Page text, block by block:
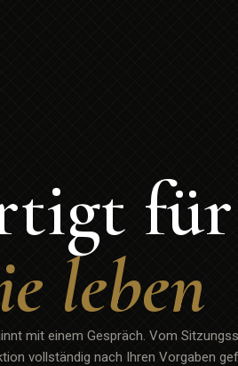
leben
mit einem Gespräch. Vom
vollständig nach Ihren Vorgaben